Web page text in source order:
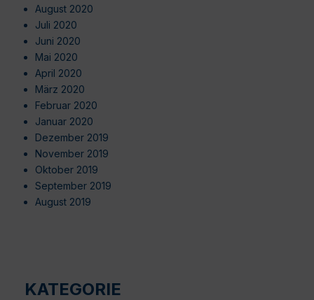
August 2020
Juli 2020
Juni 2020
Mai 2020
April 2020
März 2020
Februar 2020
Januar 2020
Dezember 2019
November 2019
Oktober 2019
September 2019
August 2019
KATEGORIE